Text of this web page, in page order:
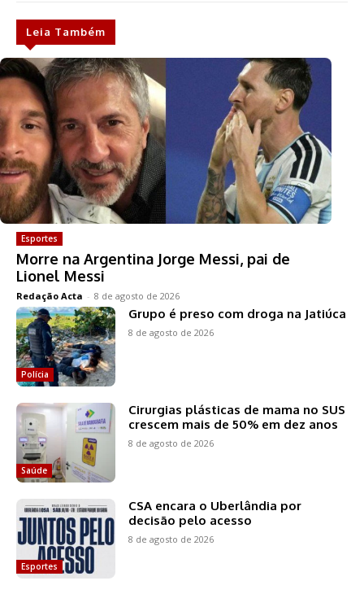
Leia Também
Esportes
Morre na Argentina Jorge Messi, pai de
Lionel Messi
Redação Acta - 8 de agosto de 2026
Polícia
Grupo é preso com droga na Jatiúca
8 de agosto de 2026
Saúde
Cirurgias plásticas de mama no SUS
crescem mais de 50% em dez anos
8 de agosto de 2026
Esportes
CSA encara o Uberlândia por
decisão pelo acesso
8 de agosto de 2026